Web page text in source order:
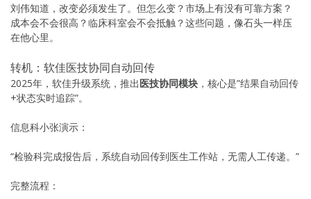
刘伟知道，改变必须发生了。但怎么变？市场上有没有可靠方案？
成本会不会很高？临床科室会不会抵触？这些问题，像石头一样压
在他心里。
转机：软佳医技协同自动回传
2025年，软佳升级系统，推出医技协同模块 ，核心是”结果自动回传
+状态实时追踪”。
信息科小张演示：
“检验科完成报告后，系统自动回传到医生工作站，无需人工传递。”
完整流程：